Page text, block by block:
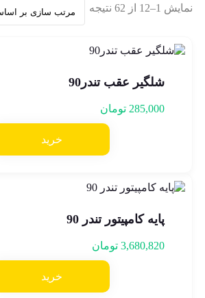
نمایش 1–12 از 62 نتیجه
Sorted
شلگیر عقب تندر90
285,000 تومان
خرید
پایه کامپیتور تندر 90
3,680,820 تومان
خرید